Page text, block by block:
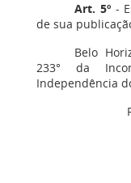
Art. 5º-
de sua
Belo
233° da
Independência